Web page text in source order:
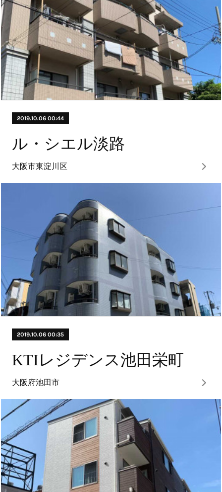
2019.10.06 00:44
ル・シエル淡路
大阪市東淀川区
2019.10.06 00:35
KTIレジデンス池田栄町
大阪府池田市